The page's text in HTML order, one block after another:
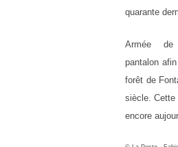
quarante
Armée
pantalon afin
forêt de
siècle. Cette
encore